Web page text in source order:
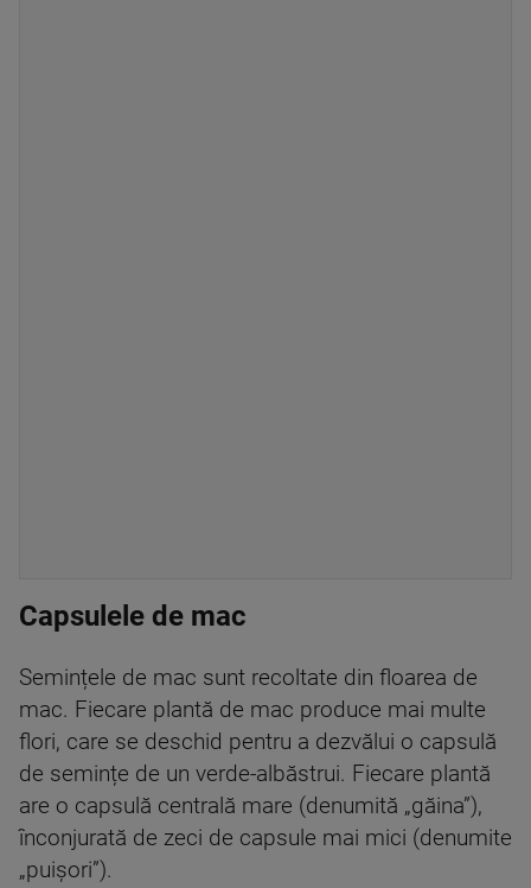
Capsulele de mac
Semințele de mac sunt recoltate din floarea de
mac. Fiecare plantă de mac produce mai multe
flori, care se deschid pentru a dezvălui o capsulă
de semințe de un verde-albăstrui. Fiecare plantă
are o capsulă centrală mare (denumită „găina”),
înconjurată de zeci de capsule mai mici (denumite
„puișori”).